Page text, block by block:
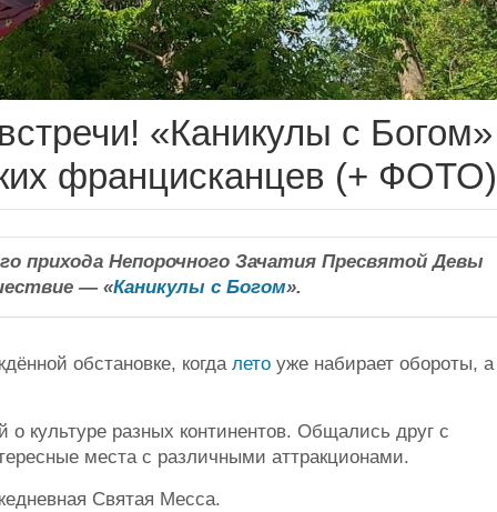
«Каникулы с Богом»
францисканцев (+ ФОТО)
прихода Непорочного Зачатия Пресвятой Девы
— «Каникулы с Богом».
обстановке, когда лето уже набирает обороты, а
культуре разных континентов. Общались друг с
места с различными аттракционами.
Святая Месса.